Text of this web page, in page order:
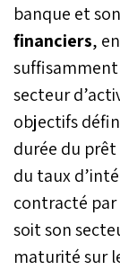
banque et
financiers,
secteur
objectifs
durée du prêt
du taux
contracté
soit son
maturité sur